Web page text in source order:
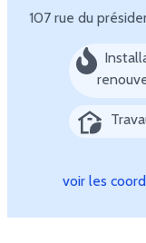
107 rue du
voir les